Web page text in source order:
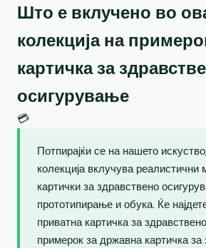
Што е вклучено во
колекција на
картичка за
осигурување
💳
Потпирајќи се на нашето
колекција вклучува реалистични
картички за здравствено
прототипирање и обука. Ќе
приватна картичка за
примерок за државна картичка за